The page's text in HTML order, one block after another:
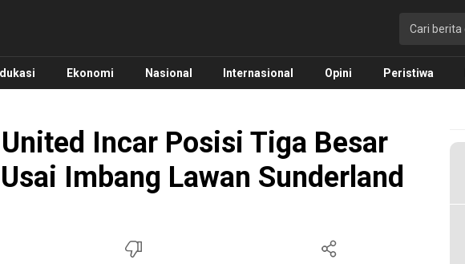
Ekonomi Nasional Internasional Opini Peristiwa
Incar Posisi Tiga Besar
Imbang Lawan Sunderland